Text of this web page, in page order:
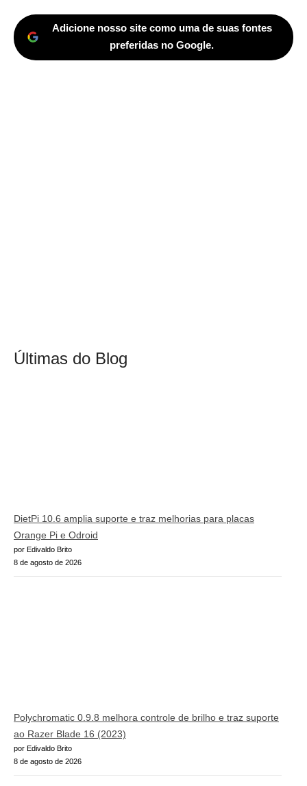
Adicione nosso site como uma de suas fontes
preferidas no Google.
Últimas do Blog
DietPi 10.6 amplia suporte e traz melhorias para placas
Orange Pi e Odroid
por Edivaldo Brito
8 de agosto de 2026
Polychromatic 0.9.8 melhora controle de brilho e traz suporte
ao Razer Blade 16 (2023)
por Edivaldo Brito
8 de agosto de 2026